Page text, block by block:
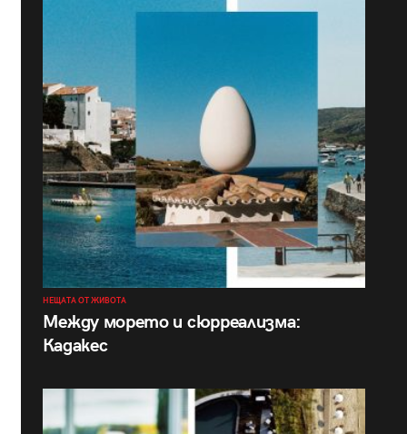
НЕЩАТА ОТ ЖИВОТА
Между морето и сюрреализма:
Кадакес